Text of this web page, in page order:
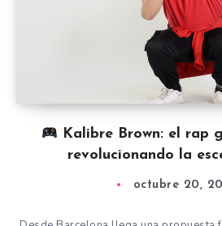
Kalibre Brown: el rap
revolucionando la
octubre 20,